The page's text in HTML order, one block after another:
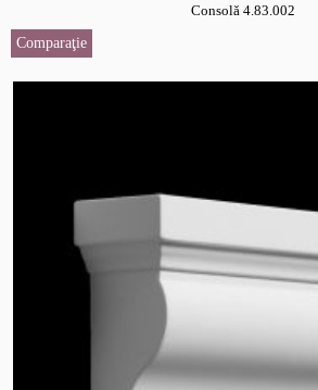
Consolă 4.83.002
Comparaţie